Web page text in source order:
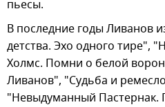
пьесы.
В последние годы Ливанов
детства. Эхо одного тире",
Холмс. Помни о белой
Ливанов", "Судьба и
"Невыдуманный Пастернак.